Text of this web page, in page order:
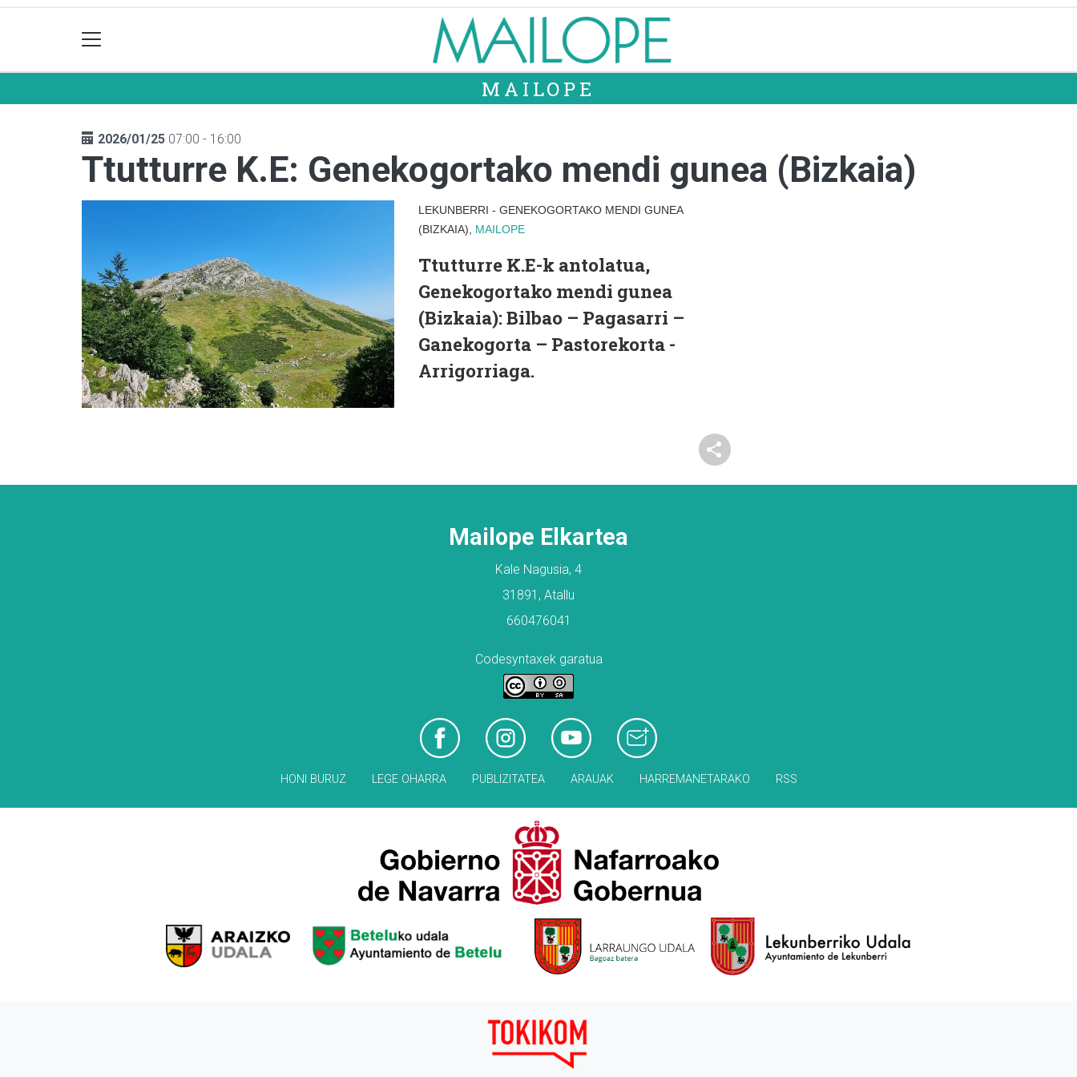
MAILOPE
2026/01/25 07:00 - 16:00
Ttutturre K.E: Genekogortako mendi gunea (Bizkaia)
LEKUNBERRI - GENEKOGORTAKO MENDI GUNEA
(BIZKAIA), MAILOPE
Ttutturre K.E-k antolatua,
Genekogortako mendi gunea
(Bizkaia): Bilbao – Pagasarri –
Ganekogorta – Pastorekorta -
Arrigorriaga.
Mailope Elkartea
Kale Nagusia, 4
31891, Atallu
660476041
Codesyntaxek garatua
HONI BURUZ LEGE OHARRA PUBLIZITATEA ARAUAK HARREMANETARAKO RSS